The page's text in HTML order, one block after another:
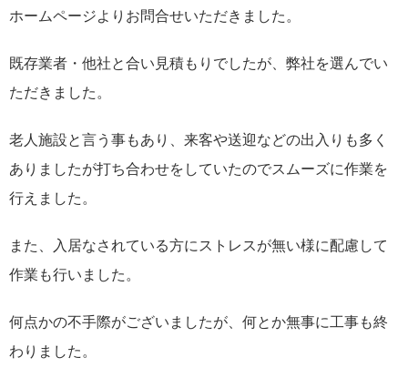
ホームページよりお問合せいただきました。
既存業者・他社と合い見積もりでしたが、弊社を選んでい
ただきました。
老人施設と言う事もあり、来客や送迎などの出入りも多く
ありましたが打ち合わせをしていたのでスムーズに作業を
行えました。
また、入居なされている方にストレスが無い様に配慮して
作業も行いました。
何点かの不手際がございましたが、何とか無事に工事も終
わりました。